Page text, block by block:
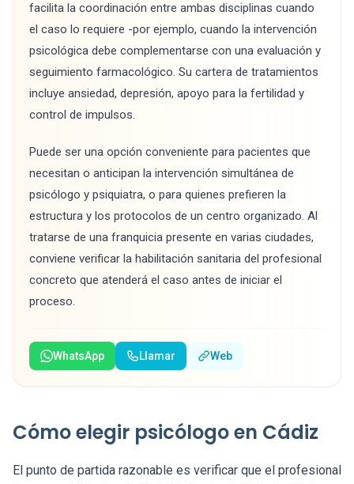
facilita la coordinación entre ambas disciplinas cuando
el caso lo requiere -por ejemplo, cuando la intervención
psicológica debe complementarse con una evaluación y
seguimiento farmacológico. Su cartera de tratamientos
incluye ansiedad, depresión, apoyo para la fertilidad y
control de impulsos.
Puede ser una opción conveniente para pacientes que
necesitan o anticipan la intervención simultánea de
psicólogo y psiquiatra, o para quienes prefieren la
estructura y los protocolos de un centro organizado. Al
tratarse de una franquicia presente en varias ciudades,
conviene verificar la habilitación sanitaria del profesional
concreto que atenderá el caso antes de iniciar el
proceso.
WhatsApp Llamar Web
Cómo elegir psicólogo en Cádiz
El punto de partida razonable es verificar que el profesional